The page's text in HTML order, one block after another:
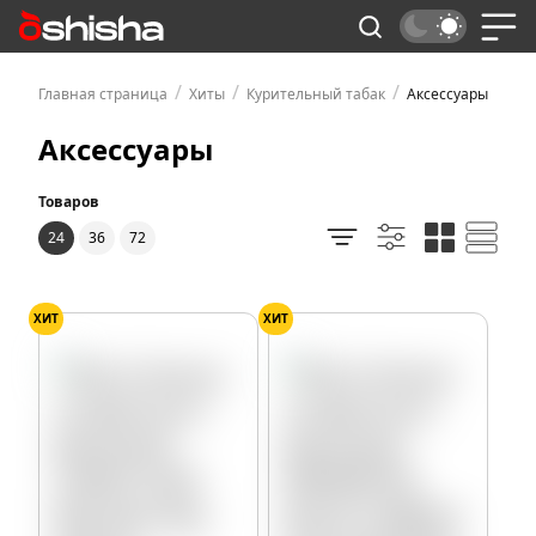
Главная страница / Хиты / Курительный табак / Аксессуары
Аксессуары
Товаров
24
36 72
ХИТ ХИТ